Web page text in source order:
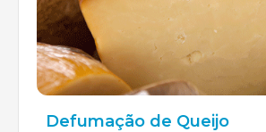
Defumação de Queijo